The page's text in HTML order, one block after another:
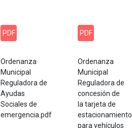
PDF
Ordenanza
Municipal
Reguladora de
Ayudas
Sociales de
emergencia.pdf
PDF
Ordenanza
Municipal
Reguladora de
concesión de
la tarjeta de
estacionamiento
para vehículos